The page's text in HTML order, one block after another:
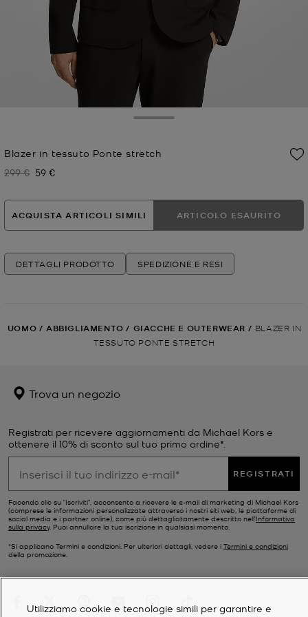
Blazer in tessuto Ponte stretch
Prezzo iniziale
299 € Prezzo attuale
59 €
ACQUISTA ARTICOLI SIMILI ARTICOLO ESAURITO
DETTAGLI PRODOTTO SPEDIZIONE E RESI
UOMO / ABBIGLIAMENTO / GIACCHE E OUTERWEAR / BLAZER IN
TESSUTO PONTE STRETCH
Trova un negozio
Registrati per ricevere aggiornamenti da Michael Kors e
ottenere il 10% di sconto sul tuo primo ordine*.
REGISTRATI
Facendo clic su "Iscriviti", acconsento a ricevere le e-mail di marketing di Michael Kors
(comprese le informazioni personalizzate attraverso i nostri siti web, le piattaforme di
social media e i partner online), come più dettagliatamente descritto nell’Informativa
sulla privacy. Puoi annullare la tua iscrizione in qualsiasi momento.
*Si applicano Termini e condizioni. Per ulteriori dettagli, vedere i Termini e condizioni
della promozione.
Utilizziamo cookie e tecnologie simili per garantire e